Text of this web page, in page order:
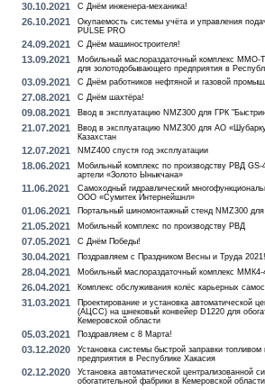
30.10.2021 С Днём инженера-механика!
26.10.2021
Окупаемость системы учёта и управления
PULSE PRO
24.09.2021 С Днём машиностроителя!
13.09.2021
Мобильный маслораздаточный комплекс MMO-
для золотодобывающего предприятия в
03.09.2021 С Днём работников нефтяной и газовой
27.08.2021 С Днём шахтёра!
09.08.2021 Ввод в эксплуатацию NMZ300 для ГРК
21.07.2021
Ввод в эксплуатацию NMZ300 для АО
Казахстан
12.07.2021 NMZ400 спустя год эксплуатации
18.06.2021
Мобильный комплекс по производству РВД GS-
артели «Золото Ыныкчана»
11.06.2021
Самоходный гидравлический
ООО «Сумитек Интернейшнл»
01.06.2021 Портальный шиномонтажный стенд NMZ300
21.05.2021 Мобильный комплекс по производству РВД
07.05.2021 С Днём Победы!
30.04.2021 Поздравляем с Праздником Весны и Труда 2021!
28.04.2021 Мобильный маслораздаточный комплекс
26.04.2021 Комплекс обслуживания колёс карьерных
31.03.2021
Проектирование и установка автоматической
(АЦСС) на шнековый конвейер D1220 для
Кемеровской области
05.03.2021 Поздравляем с 8 Марта!
03.12.2020
Установка системы быстрой заправки
предприятия в Республике Хакасия
02.12.2020
Установка автоматической централизованной
обогатительной фабрики в Кемеровской области